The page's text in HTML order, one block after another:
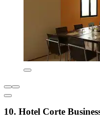
10. Hotel Corte